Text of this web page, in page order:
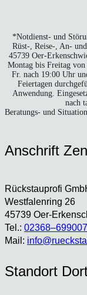
*Not­dienst- und
Rüst‑, Reise‑, An-
45739 Oer-
Mon­tag bis Frei­tag
Fr. nach 19:00 Uhr
Fei­er­ta­gen
Anwen­dung.
nach
Bera­tungs- und
Anschrift
Rück­stau­pro­fi
West­fa­len­ring 26
45739 Oer-
Tel.: 02368–699007
Mail:
Stand­ort